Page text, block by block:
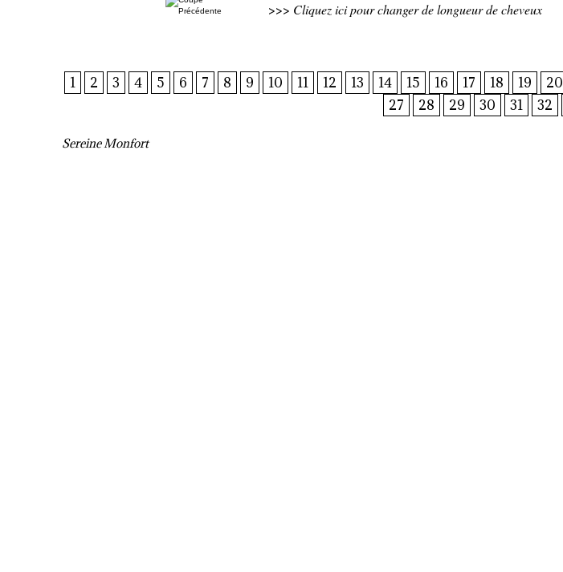
>>> Cliquez ici pour changer de longueur de cheveux
1 2 3 4 5 6 7 8 9 10 11 12 13 14 15 16 17 18 19 20
27
28 29 30 31 32
Sereine Monfort